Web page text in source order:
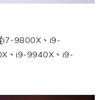
i7-9800X、i9-
、i9-9940X、i9-